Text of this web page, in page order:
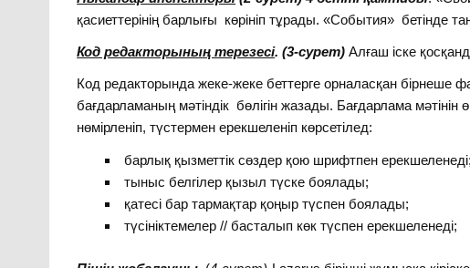
қасиеттерінің барлығы көрініп тұрады. «События» бетінде
Код редакторының терезесі. (3-сурет)Алғаш іске
Код редакторында жеке-жеке беттерге орналасқан бірнеше
бағдарламаның мәтіндік бөлігін жазады. Бағдарлама
нөмірленіп, түстермен ерекшеленіп көрсетілед:
барлық қызметтік сөздер қою шрифтпен ерекшеленеді;
тыныс белгілер қызыл түске боялады;
қатесі бар тармақтар қоңыр түспен боялады;
түсініктемелер // басталып көк түспен ерекшеленеді;